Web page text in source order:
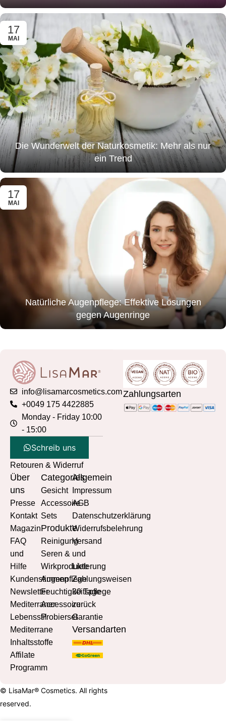
17
MAI
Die Wunderwelt der Naturkosmetik: Mehr als nur
ein Trend
17
MAI
Natürliche Augenpflege: Effektive Lösungen
gegen Augenringe
info@lisamarcosmetics.com
+0049 175 4422885
Monday - Friday 10:00
- 15:00
Schreib uns
Retouren & Widerruf
Über
uns
Presse
Kontakt
Magazin
FAQ
und
Hilfe
Kundenstimmen
Newsletter
Mediterraner
Lebensstil
Mediterrane
Inhaltsstoffe
Affilate
Programm
Categories
Gesicht
Accessoire
Sets
Produkte
Reinigung
Seren &
Wirkprodukte
Augenpflege
Feuchtigkeitspflege
Accessoire
Probierset
Allgemein
Impressum
AGB
Datenschutzerklärung
Widerrufsbelehrung
Versand
und
Lieferung
Zahlungsweisen
30 Tage
zurück
Garantie
Versandarten
Zahlungsarten
© LisaMar® Cosmetics. All rights
reserved.